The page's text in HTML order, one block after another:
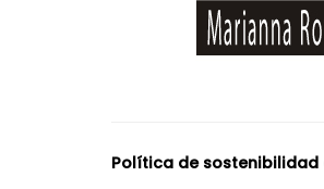
Política de sostenibilidad